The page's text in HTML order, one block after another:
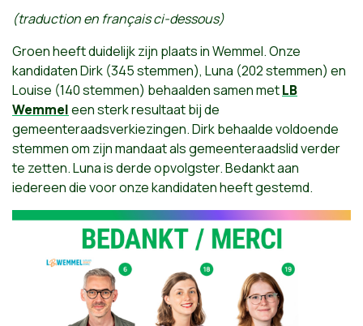
(traduction en français ci-dessous)
Groen heeft duidelijk zijn plaats in Wemmel. Onze
kandidaten Dirk (345 stemmen), Luna (202 stemmen) en
Louise (140 stemmen) behaalden samen metLB
Wemmeleen sterk resultaat bij de
gemeenteraadsverkiezingen. Dirk behaalde voldoende
stemmen om zijn mandaat als gemeenteraadslid verder
te zetten. Luna is derde opvolgster. Bedankt aan
iedereen die voor onze kandidaten heeft gestemd.